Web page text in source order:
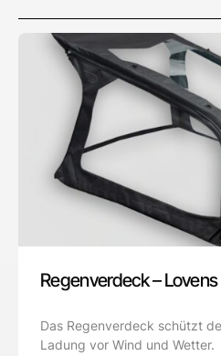
Regenverdeck – Lovens
Das Regenverdeck schützt
Ladung vor Wind und Wetter.